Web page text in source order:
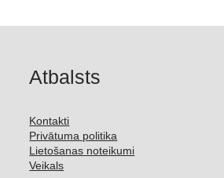
Atbalsts
Kontakti
Privātuma politika
Lietošanas noteikumi
Veikals